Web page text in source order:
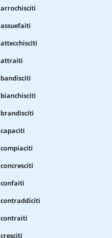
arrochisciti
assuefaiti
attecchisciti
attraiti
bandisciti
bianchisciti
brandisciti
capaciti
compiaciti
concresciti
confaiti
contraddiciti
contraiti
cresciti